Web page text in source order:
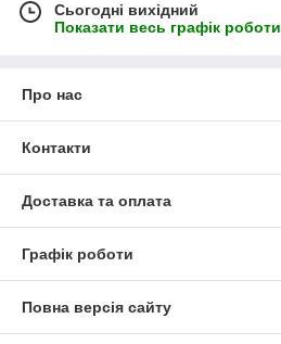
Сьогодні вихідний
Показати весь графік роботи
Про нас
Контакти
Доставка та оплата
Графік роботи
Повна версія сайту